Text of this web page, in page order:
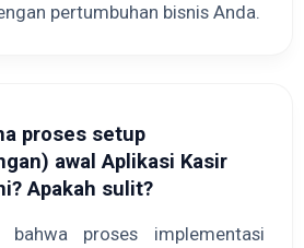
pertumbuhan bisnis Anda.
proses setup
awal Aplikasi Kasir
Apakah sulit?
bahwa proses implementasi